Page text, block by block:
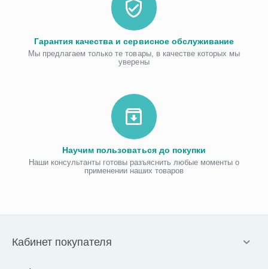
Гарантия качества и сервисное обслуживание
Мы предлагаем только те товары, в качестве которых мы
уверены
Научим пользоваться до покупки
Наши консультанты готовы разъяснить любые моменты о
применении наших товаров
Кабинет покупателя